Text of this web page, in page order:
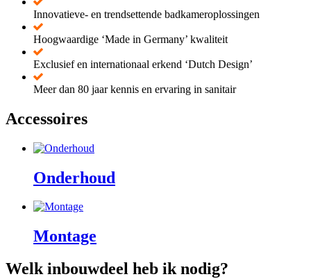
Innovatieve- en trendsettende badkameroplossingen
Hoogwaardige ‘Made in Germany’ kwaliteit
Exclusief en internationaal erkend ‘Dutch Design’
Meer dan 80 jaar kennis en ervaring in sanitair
Accessoires
Onderhoud
Montage
Welk inbouwdeel heb ik nodig?